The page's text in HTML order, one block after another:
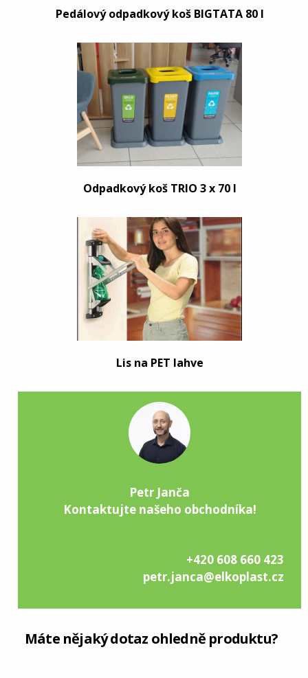
Pedálový odpadkový koš BIGTATA 80 l
Odpadkový koš TRIO 3 x 70 l
Lis na PET lahve
Petr Janča
Kontaktujte našeho obchodníka!
+420 608 660 423
petr.janca@elkoplast.cz
Máte nějaký dotaz ohledně produktu?